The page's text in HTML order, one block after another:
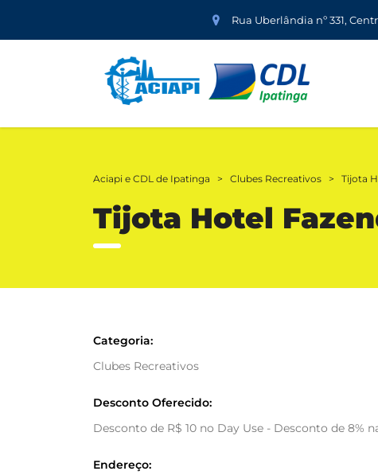
Rua Uberlândia nº 331,
Aciapi e CDL de Ipatinga > Clubes Recreativos > Tijota
Tijota Hotel
Categoria:
Clubes Recreativos
Desconto Oferecido:
Desconto de R$ 10 no Day Use - Desconto de 8%
Endereço: